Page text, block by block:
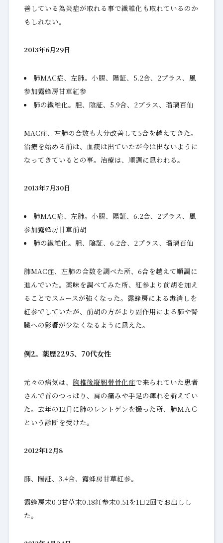
善している為炎症が取れる事で繊維化も取れているのか
もしれない。
2013年6月29日
肺MAC症、左肺。小腸、陽証、5.2合、2プラス、風
参加露蜂房甘草紅参
肺の繊維化。胆、陰証、5.9合、2プラス、瑠璃百仙
MAC症、左肺の合数も大分改善して5合を越えてきた。
治療を始める前は、血痰は出ていたが今は出ないように
なってきているとの事。治療は、順調に思われる。
2013年7月30日
肺MAC症、左肺。小腸、陽証、6.2合、2プラス、風
参加露蜂房甘草前胡
肺の繊維化。胆、陰証、6.2合、2プラス、瑠璃百仙
肺MAC症、左肺の合数を調べた所、6合を越えて順調に
進んでいた。薬味を調べてみた所、紅参より前胡を加え
ることでスムースが強くなった。露蜂房による毒消しを
紅参でしていたが、 前胡の方がより副作用による肺や腎
臓への影響が少なくなるように思えた。
例2。薬歴2295、70代女性
元々の病気は、 胸椎後縦靭帯骨化症で来られていた患者
さんで首のつっぱり、肩の痛みや手足の痺れを訴えてい
た。去年の12月に肺のレントゲンを撮った所、肺ＭＡＣ
という診断を受けた。
2012年12月8
肺、陽証、3.4合、露蜂房甘草紅参。
露蜂房末0.3甘草末0.18紅参末0.51を1日2回でお出しし
た。